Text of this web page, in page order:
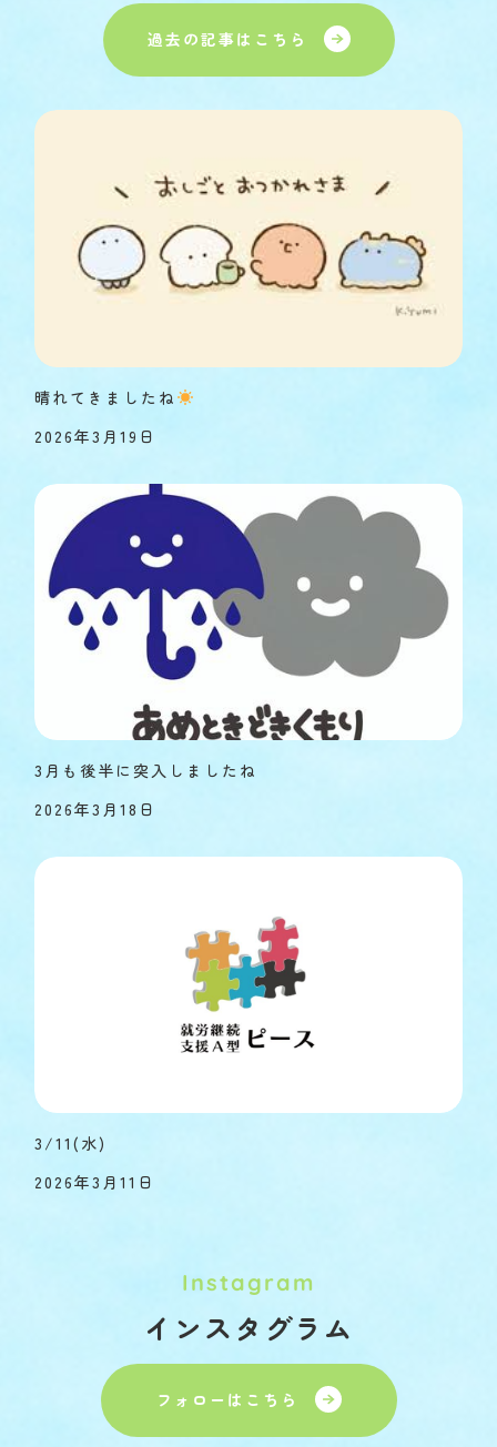
過去の記事はこちら
晴れてきましたね
2026年3月19日
3月も後半に突入しましたね
2026年3月18日
3/11(水)
2026年3月11日
Instagram
インスタグラム
フォローはこちら